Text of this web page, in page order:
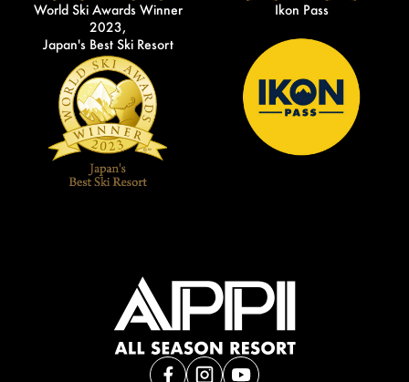
World Ski Awards Winner
2023,
Japan's Best Ski Resort
Ikon Pass